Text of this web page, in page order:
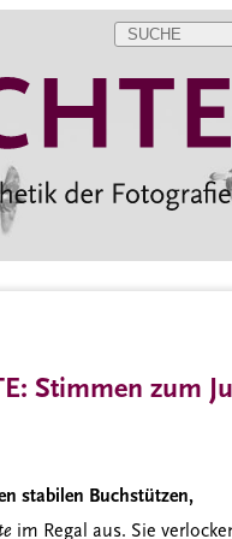
Stimmen zum
stabilen Buchstützen,
im Regal aus. Sie